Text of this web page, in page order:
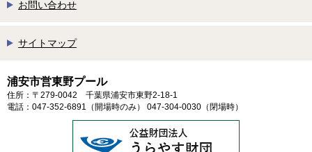
お問い合わせ
サイトマップ
浦安市営東野プール
住所：〒279-0042 千葉県浦安市東野2-18-1
電話：047-352-6891（開場時のみ） 047-304-0030（閉場時）